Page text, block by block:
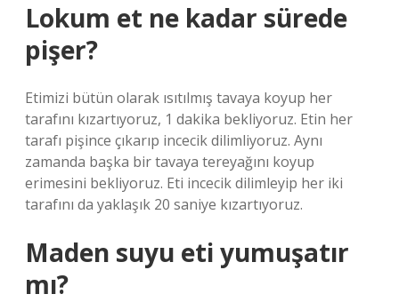
Lokum et ne kadar sürede
pişer?
Etimizi bütün olarak ısıtılmış tavaya koyup her
tarafını kızartıyoruz, 1 dakika bekliyoruz. Etin her
tarafı pişince çıkarıp incecik dilimliyoruz. Aynı
zamanda başka bir tavaya tereyağını koyup
erimesini bekliyoruz. Eti incecik dilimleyip her iki
tarafını da yaklaşık 20 saniye kızartıyoruz.
Maden suyu eti yumuşatır
mı?